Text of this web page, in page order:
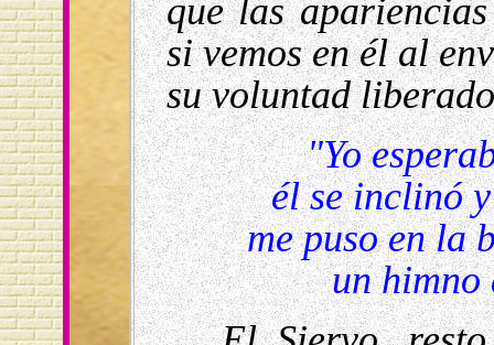
que las
si vemos en él al
su voluntad
"Yo
él se inclinó
me puso en la
un himno